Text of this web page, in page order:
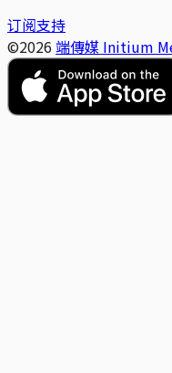
订阅支持
©2026 端傳媒 Initium